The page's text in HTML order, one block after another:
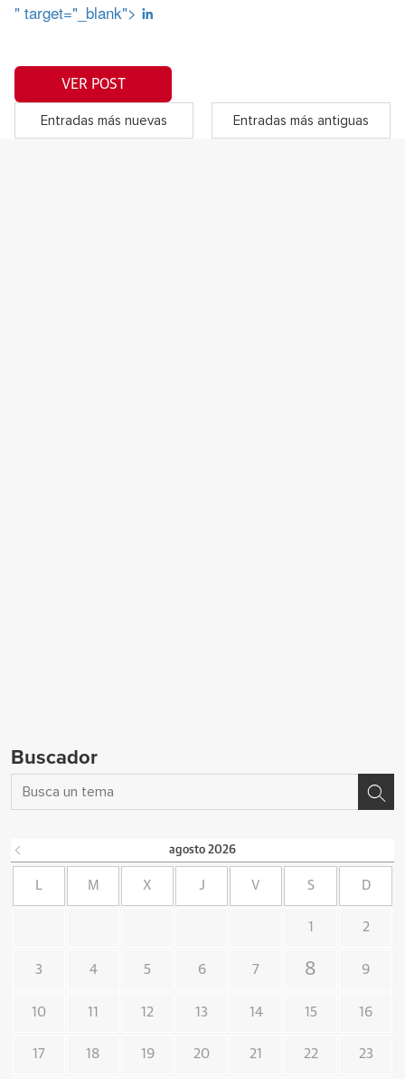
" target="_blank">
VER POST
Entradas más nuevas Entradas más antiguas
Buscador
agosto 2026
L M X J V S D
1 2
3 4 5 6 7 8 9
10 11 12 13 14 15 16
17 18 19 20 21 22 23